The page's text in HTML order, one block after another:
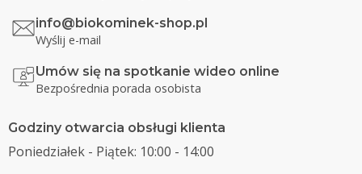
info@biokominek-shop.pl
Wyślij e-mail
Umów się na spotkanie wideo online
Bezpośrednia porada osobista
Godziny otwarcia obsługi klienta
Poniedziałek - Piątek: 10:00 - 14:00